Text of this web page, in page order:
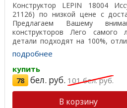
Конструктор LEPIN 18004
21126) по низкой цене с
Предлагаем Вашему
конструкторов Лего самого
детали подходят на 100%,
подарочная ...
подробнее
купить
78 бел. руб. 101бел. руб.
В корзину